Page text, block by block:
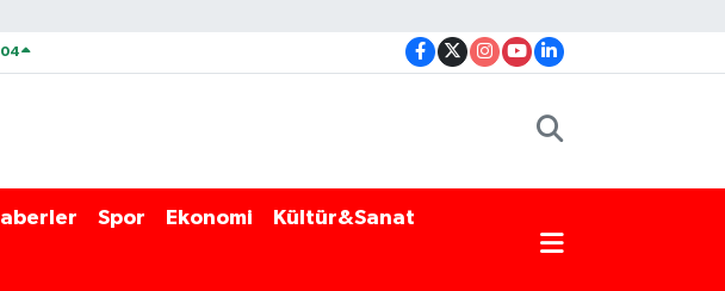
Spor Ekonomi Kültür&Sanat